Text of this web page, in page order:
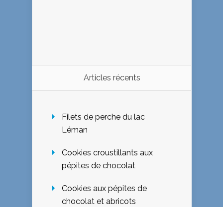
Articles récents
Filets de perche du lac
Léman
Cookies croustillants aux
pépites de chocolat
Cookies aux pépites de
chocolat et abricots